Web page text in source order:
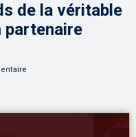
de la véritable
partenaire